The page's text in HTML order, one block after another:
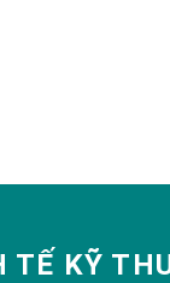
KỸ